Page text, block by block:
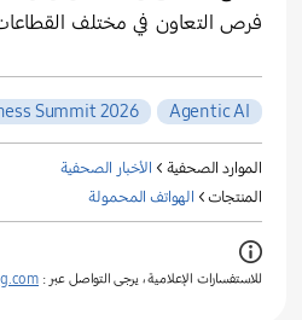
فرص التعاون في مختلف
Agentic AI
Summit 2026
الموارد الصحفية > الأخبار الصحفية
المنتجات > الهواتف المحمولة
للاستفسارات الإعلامية ، يرجى التواصل عبر :